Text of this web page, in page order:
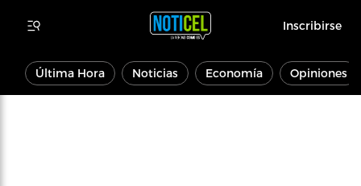
Inscribirse
Última Hora Noticias Economía Opiniones